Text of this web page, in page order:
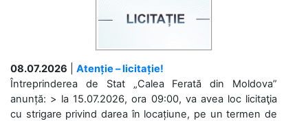
08.07.2026
Atenție – licitație!
Întreprinderea de Stat „Calea Ferată din Moldova”
anunță: > la 15.07.2026, ora 09:00, va avea loc licitaţia
cu strigare privind darea în locațiune, pe un termen de